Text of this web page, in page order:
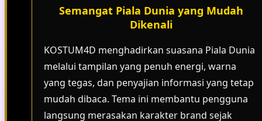
Semangat Piala Dunia yang Mudah
Dikenali
KOSTUM4D menghadirkan suasana Piala Dunia
melalui tampilan yang penuh energi, warna
yang tegas, dan penyajian informasi yang tetap
mudah dibaca. Tema ini membantu pengguna
langsung merasakan karakter brand sejak